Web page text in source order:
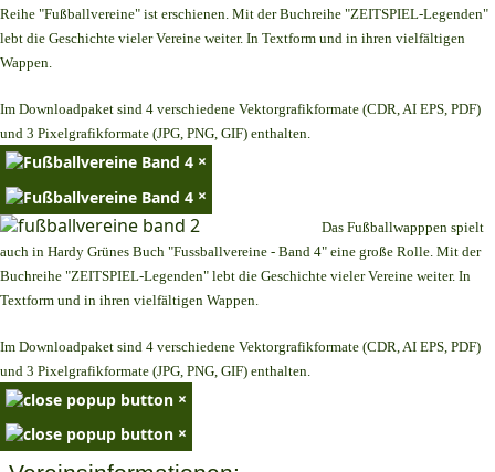
Reihe "Fußballvereine" ist erschienen. Mit der Buchreihe "ZEITSPIEL-Legenden"
lebt die Geschichte vieler Vereine weiter. In Textform und in ihren vielfältigen
Wappen.
Im Downloadpaket sind 4 verschiedene Vektorgrafikformate (CDR, AI EPS, PDF)
und 3 Pixelgrafikformate (JPG, PNG, GIF) enthalten.
×
×
Das Fußballwapppen spielt
auch in Hardy Grünes Buch "Fussballvereine - Band 4" eine große Rolle. Mit der
Buchreihe "ZEITSPIEL-Legenden" lebt die Geschichte vieler Vereine weiter. In
Textform und in ihren vielfältigen Wappen.
Im Downloadpaket sind 4 verschiedene Vektorgrafikformate (CDR, AI EPS, PDF)
und 3 Pixelgrafikformate (JPG, PNG, GIF) enthalten.
×
×